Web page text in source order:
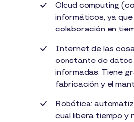
Cloud computing
informáticos, ya
colaboración en
Internet de las
constante de datos
informadas. Tiene
fabricación y el
Robótica:
cual libera tiempo y